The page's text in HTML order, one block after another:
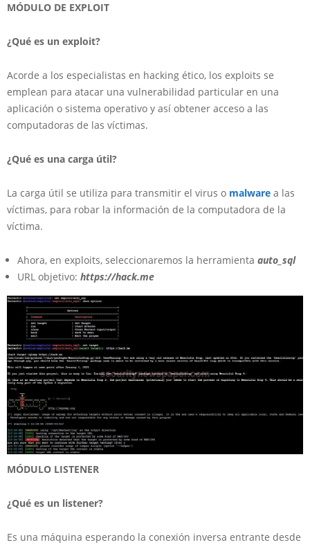
MÓDULO DE EXPLOIT
¿Qué es un exploit?
Acorde a los especialistas en hacking ético, los exploits se
emplean para atacar una vulnerabilidad particular en una
aplicación o sistema operativo y así obtener acceso a las
computadoras de las víctimas.
¿Qué es una carga útil?
La carga útil se utiliza para transmitir el virus o malware a las
víctimas, para robar la información de la computadora de la
víctima.
Ahora, en exploits, seleccionaremos la herramienta auto_sql
URL objetivo: https://hack.me
MÓDULO LISTENER
¿Qué es un listener?
Es una máquina esperando la conexión inversa entrante desde